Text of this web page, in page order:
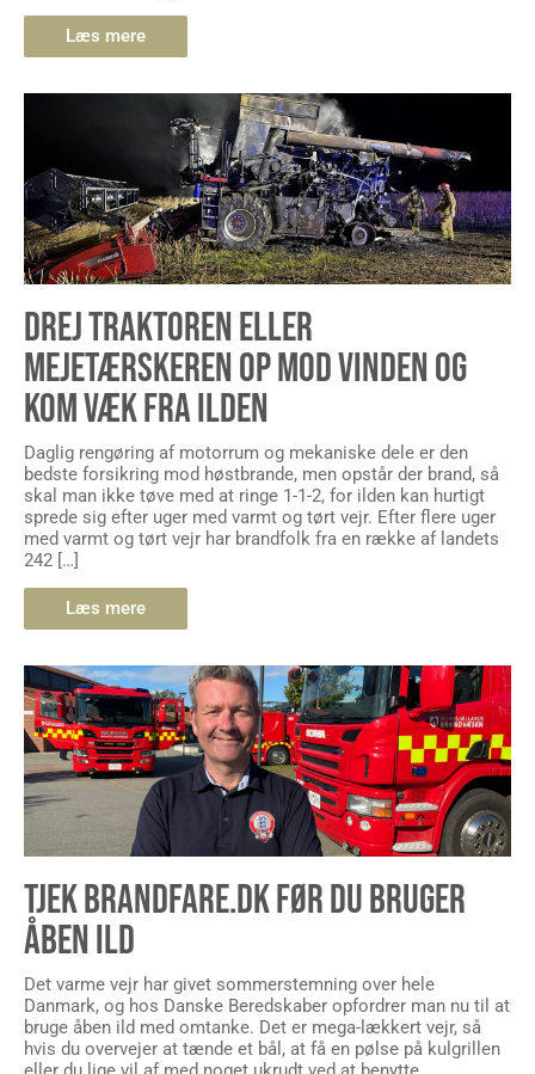
Læs mere
DREJ TRAKTOREN ELLER
MEJETÆRSKEREN OP MOD VINDEN OG
KOM VÆK FRA ILDEN
Daglig rengøring af motorrum og mekaniske dele er den
bedste forsikring mod høstbrande, men opstår der brand, så
skal man ikke tøve med at ringe 1-1-2, for ilden kan hurtigt
sprede sig efter uger med varmt og tørt vejr. Efter flere uger
med varmt og tørt vejr har brandfolk fra en række af landets
242 […]
Læs mere
TJEK BRANDFARE.DK FØR DU BRUGER
ÅBEN ILD
Det varme vejr har givet sommerstemning over hele
Danmark, og hos Danske Beredskaber opfordrer man nu til at
bruge åben ild med omtanke. Det er mega-lækkert vejr, så
hvis du overvejer at tænde et bål, at få en pølse på kulgrillen